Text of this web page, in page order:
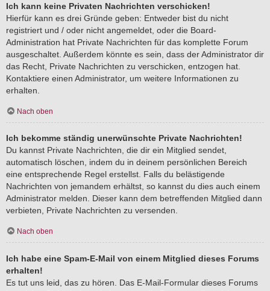
Ich kann keine Privaten Nachrichten verschicken!
Hierfür kann es drei Gründe geben: Entweder bist du nicht
registriert und / oder nicht angemeldet, oder die Board-
Administration hat Private Nachrichten für das komplette Forum
ausgeschaltet. Außerdem könnte es sein, dass der Administrator dir
das Recht, Private Nachrichten zu verschicken, entzogen hat.
Kontaktiere einen Administrator, um weitere Informationen zu
erhalten.
Nach oben
Ich bekomme ständig unerwünschte Private Nachrichten!
Du kannst Private Nachrichten, die dir ein Mitglied sendet,
automatisch löschen, indem du in deinem persönlichen Bereich
eine entsprechende Regel erstellst. Falls du belästigende
Nachrichten von jemandem erhältst, so kannst du dies auch einem
Administrator melden. Dieser kann dem betreffenden Mitglied dann
verbieten, Private Nachrichten zu versenden.
Nach oben
Ich habe eine Spam-E-Mail von einem Mitglied dieses Forums
erhalten!
Es tut uns leid, das zu hören. Das E-Mail-Formular dieses Forums